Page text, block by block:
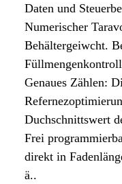
Daten und
Numerischer
Behältergeiwcht.
Genaues Zählen:
Duchschnittswert
Frei
direkt in
ä..